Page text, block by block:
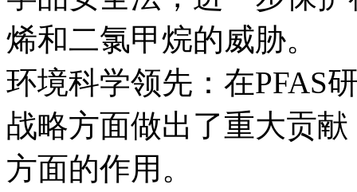
烯和二氯甲烷的威胁。
环境科学领先：在PFAS
战略方面做出了重大贡
方面的作用。